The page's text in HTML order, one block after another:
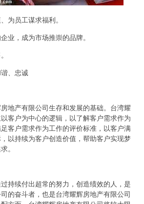
为员工谋求福利。
业，成为市场推崇的品牌。
、忠诚
地产有限公司生存和发展的基础。台湾耀
客户为中心的逻辑，以了解客户需求作为
客户需求作为工作的评价标准，以客户满
以持续为客户创造价值，帮助客户实现梦
。
持续付出超常的努力，创造绩效的人，是
的奋斗者，也是台湾耀辉房地产有限公司